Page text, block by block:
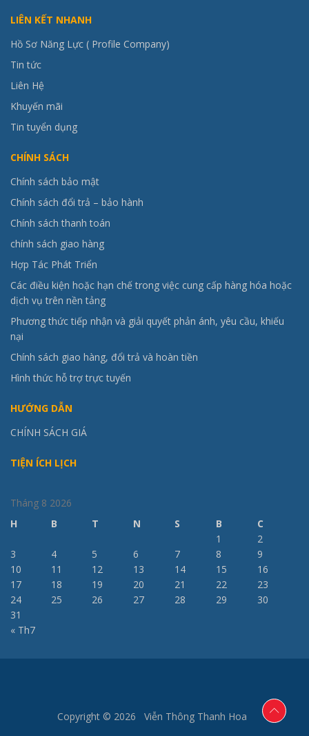
LIÊN KẾT NHANH
Hồ Sơ Năng Lực ( Profile Company)
Tin tức
Liên Hệ
Khuyến mãi
Tin tuyển dụng
CHÍNH SÁCH
Chính sách bảo mật
Chính sách đổi trả – bảo hành
Chính sách thanh toán
chính sách giao hàng
Hợp Tác Phát Triển
Các điều kiện hoặc hạn chế trong việc cung cấp hàng hóa hoặc
dịch vụ trên nền tảng
Phương thức tiếp nhận và giải quyết phản ánh, yêu cầu, khiếu
nại
Chính sách giao hàng, đổi trả và hoàn tiền
Hình thức hỗ trợ trực tuyến
HƯỚNG DẪN
CHÍNH SÁCH GIÁ
TIỆN ÍCH LỊCH
Tháng 8 2026
H
B T N S B
C
1
2
3
4 5 6 7 8
9
10
11 12 13 14 15
16
17
18 19 20 21 22
23
24
25 26 27 28 29
30
31
« Th7
Copyright © 2026 Viễn Thông Thanh Hoa